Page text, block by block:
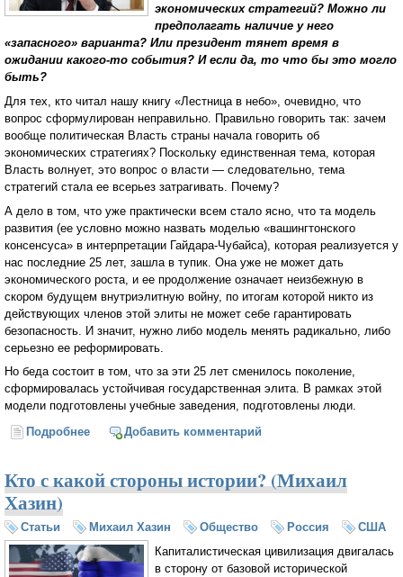
экономических стратегий? Можно ли
предполагать наличие у него
«запасного» варианта? Или президент тянет время в
ожидании какого-то события? И если да, то что бы это могло
быть?
Для тех, кто читал нашу книгу «Лестница в небо», очевидно, что
вопрос сформулирован неправильно. Правильно говорить так: зачем
вообще политическая Власть страны начала говорить об
экономических стратегиях? Поскольку единственная тема, которая
Власть волнует, это вопрос о власти — следовательно, тема
стратегий стала ее всерьез затрагивать. Почему?
А дело в том, что уже практически всем стало ясно, что та модель
развития (ее условно можно назвать моделью «вашингтонского
консенсуса» в интерпретации Гайдара-Чубайса), которая реализуется у
нас последние 25 лет, зашла в тупик. Она уже не может дать
экономического роста, и ее продолжение означает неизбежную в
скором будущем внутриэлитную войну, по итогам которой никто из
действующих членов этой элиты не может себе гарантировать
безопасность. И значит, нужно либо модель менять радикально, либо
серьезно ее реформировать.
Но беда состоит в том, что за эти 25 лет сменилось поколение,
сформировалась устойчивая государственная элита. В рамках этой
модели подготовлены учебные заведения, подготовлены люди.
Подробнее о «Запасного варианта» больше нет (Михаил Хазин)
Добавить комментарий
Кто с какой стороны истории? (Михаил
Хазин)
Статьи Михаил Хазин Общество Россия
США
Капиталистическая цивилизация двигалась
в сторону от базовой исторической